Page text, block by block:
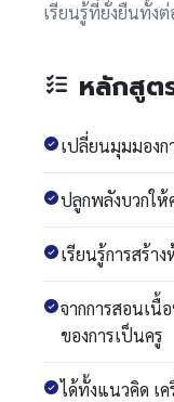
เรียนรู้ที่ยั่งยืนทั้ง
หลักสูต
เปลี่ยนมุมมอง
ปลูกพลังบวกให้
เรียนรู้การสร้า
จากการสอนเ
ของการเป็นครู
ได้ทั้งแนวคิด เ